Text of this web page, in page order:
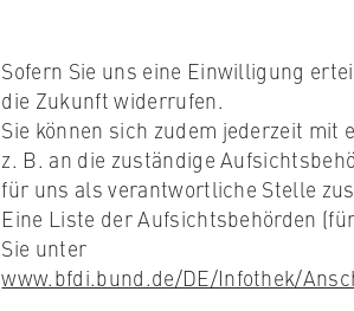
Sofern Sie uns eine Einwilligung
die Zukunft widerrufen.
Sie können sich zudem jederzeit mit
z. B. an die zuständige
für uns als verantwortliche Stelle
Eine Liste der Aufsichtsbehörden
Sie unter
www.bfdi.bund.de/DE/Infothek/